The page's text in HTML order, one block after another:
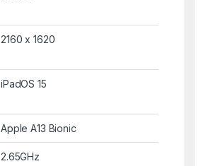
2160 x 1620
iPadOS 15
Apple A13 Bionic
2.65GHz